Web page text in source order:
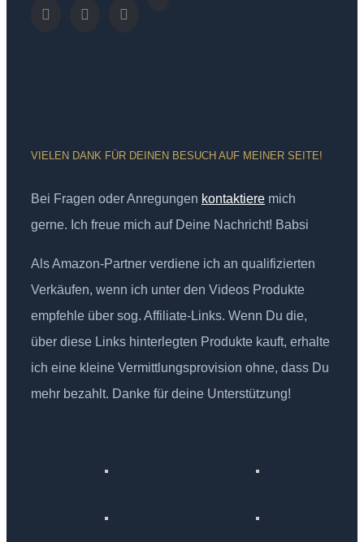
VIELEN DANK FÜR DEINEN BESUCH AUF MEINER SEITE!
Bei Fragen oder Anregungen kontaktiere mich
gerne. Ich freue mich auf Deine Nachricht! Babsi
Als Amazon-Partner verdiene ich an qualifizierten
Verkäufen, wenn ich unter den Videos Produkte
empfehle über sog. Affiliate-Links. Wenn Du die,
über diese Links hinterlegten Produkte kauft, erhalte
ich eine kleine Vermittlungsprovision ohne, dass Du
mehr bezahlt. Danke für deine Unterstützung!